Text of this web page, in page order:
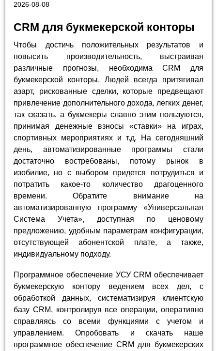
2026-08-08
CRM для букмекерской конторы
Чтобы достичь положительных результатов и
повысить производительность, выстраивая
различные прогнозы, необходима CRM для
букмекерской конторы. Людей всегда притягивал
азарт, рискованные сделки, которые предвещают
привлечение дополнительного дохода, легких денег,
так сказать, а букмекеры славно этим пользуются,
принимая денежные взносы «ставки» на играх,
спортивных мероприятиях и т.д. На сегодняшний
день, автоматизированные программы стали
достаточно востребованы, потому рынок в
изобилие, но с выбором придется потрудиться и
потратить какое-то количество драгоценного
времени. Обратите внимание на
автоматизированную программу «Универсальная
Система Учета», доступная по ценовому
предложению, удобным параметрам конфигурации,
отсутствующей абонентской плате, а также,
индивидуальному подходу.
Программное обеспечение УСУ CRM обеспечивает
букмекерскую контору ведением всех дел, с
обработкой данных, систематизируя клиентскую
базу CRM, контролируя все операции, оперативно
справляясь со всеми функциями с учетом и
управлением. Опробовать и скачать наше
программное обеспечение CRM для букмекерских